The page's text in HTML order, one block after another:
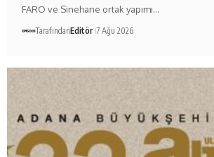
FARO ve Sinehane ortak yapımı…
TarafındanEditör 7 Ağu 2026